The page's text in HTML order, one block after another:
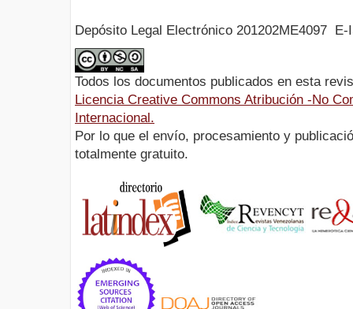
Depósito Legal Electrónico 201202ME4097 E-
Todos los documentos publicados en esta
Licencia Creative Commons Atribución -No
Internacional.
Por lo que el envío, procesamiento y
totalmente gratuito.